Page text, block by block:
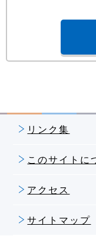
リンク集
このサイトに
アクセス
サイトマップ